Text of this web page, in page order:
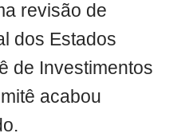
revisão de
dos Estados
de Investimentos
acabou